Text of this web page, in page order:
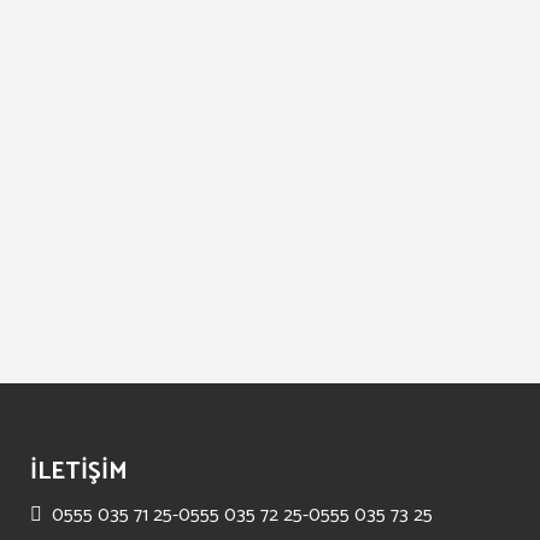
İLETİŞİM
0555 035 71 25-0555 035 72 25-0555 035 73 25